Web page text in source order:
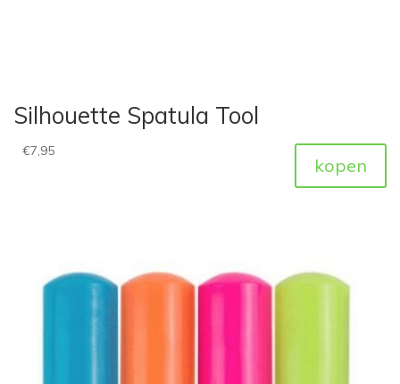
Silhouette Spatula Tool
€7,95
kopen